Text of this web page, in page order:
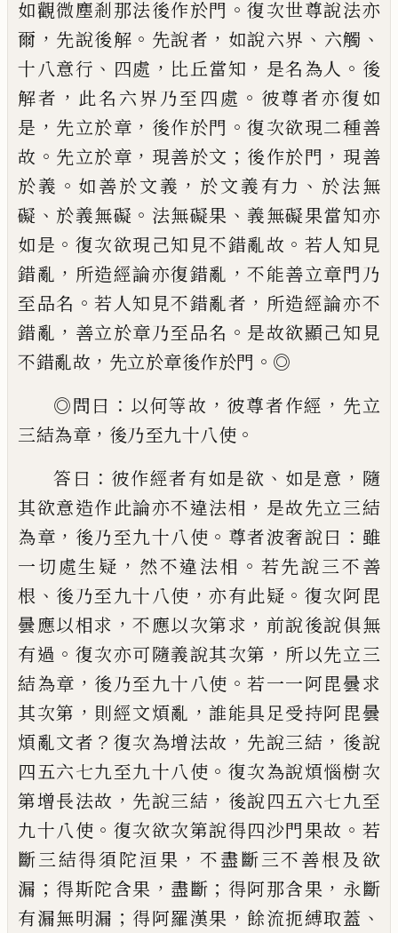
如觀微塵剎那法後作於門 。復次世尊說法亦
爾 ， 先說後解 。 先說者 ， 如說六界 、 六觸 、
十八意行 、 四處 ， 比丘當知 ， 是名為人 。 後
解者 ， 此名六界乃至四處 。 彼尊者亦復如
是 ， 先立於章 ， 後作於門 。復次欲現二種善
故 。 先立於章 ， 現善於文 ； 後作於門 ， 現善
於義 。 如善於文義 ， 於文義有力 、 於法無
礙 、 於義無礙 。 法無礙果 、 義無礙果當知亦
如是 。 復次欲現己知見不錯亂故 。 若人知見
錯亂 ， 所造經論亦復錯亂 ，不能善立章門乃
至品名 。若人知 見不錯亂者 ， 所造經論亦不
錯亂 ， 善立於章乃至品名 。 是故欲顯己知見
不錯亂故 ， 先立於章後作於門 。 ◎
◎問曰 ： 以何等故 ， 彼尊者作經 ， 先立
三結為章 ， 後乃至九十八使 。
答曰 ： 彼作經者有如是欲 、 如是意 ， 隨
其欲意造作此論亦不違法相 ， 是故先立三結
為章 ， 後乃至九十八使 。 尊者波奢說曰 ： 雖
一切處生疑 ， 然不違法相 。 若先說三不善
根 、 後乃至九十八使 ，亦有此疑 。 復次阿毘
曇應以相求 ，不應以次第求 ， 前說後說俱無
有過 。 復次亦可隨義說其次第 ， 所以先立三
結為章 ， 後乃至九十八使 。若一一阿毘曇求
其次第 ， 則經文煩亂 ，誰能具足受持阿毘曇
煩亂文者 ？ 復次為增法故 ， 先說三結 ， 後說
四五六七九至九十八使 。 復次為說煩惱樹次
第增長法故 ， 先說三結 ， 後說四五六七九至
九十八使 。 復次欲次第說得四沙門果故 。 若
斷三結得須陀洹果 ，不盡斷三不善根及欲
漏 ； 得斯陀含果 ， 盡斷 ； 得阿那含果 ， 永斷
有漏無明漏 ； 得阿羅漢果 ，餘流扼縛取蓋 、